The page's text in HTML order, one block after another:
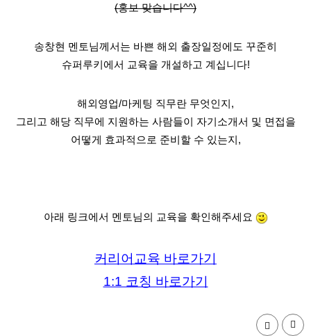
(홍보 맞습니다^^)
송창현 멘토님께서는 바쁜 해외 출장일정에도 꾸준히
슈퍼루키에서 교육을 개설하고 계십니다!
해외영업/마케팅 직무란 무엇인지,
그리고 해당 직무에 지원하는 사람들이 자기소개서 및 면접을
어떻게 효과적으로 준비할 수 있는지,
아래 링크에서 멘토님의 교육을 확인해주세요
커리어교육 바로가기
1:1 코칭 바로가기